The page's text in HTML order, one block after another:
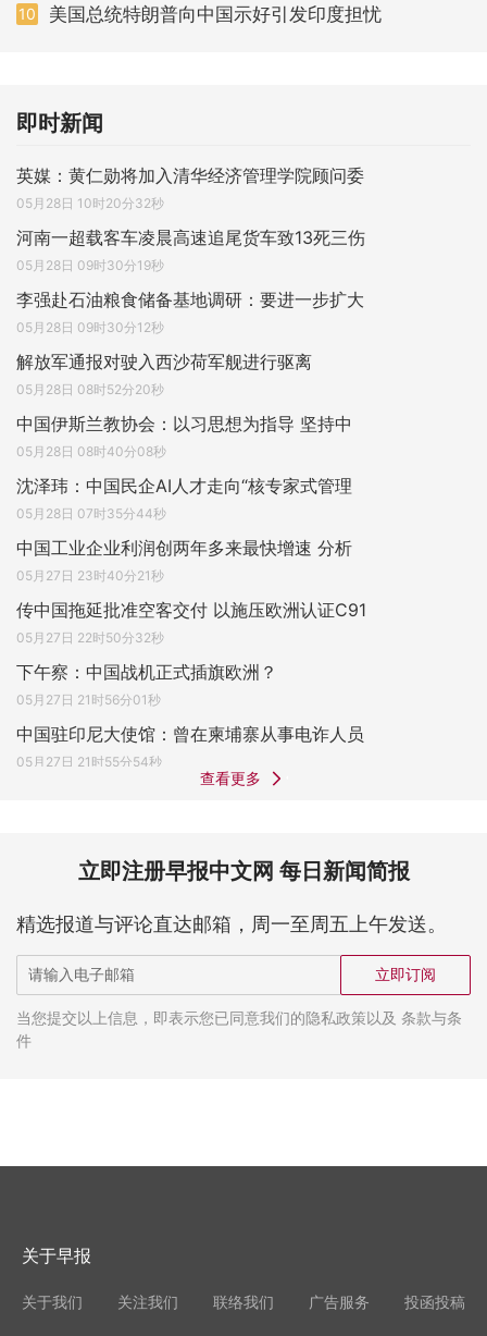
10 美国总统特朗普向中国示好引发印度担忧
即时新闻
英媒：黄仁勋将加入清华经济管理学院顾问委
05月28日 10时20分32秒
河南一超载客车凌晨高速追尾货车致13死三伤
05月28日 09时30分19秒
李强赴石油粮食储备基地调研：要进一步扩大
05月28日 09时30分12秒
解放军通报对驶入西沙荷军舰进行驱离
05月28日 08时52分20秒
中国伊斯兰教协会：以习思想为指导 坚持中
05月28日 08时40分08秒
沈泽玮：中国民企AI人才走向“核专家式管理
05月28日 07时35分44秒
中国工业企业利润创两年多来最快增速 分析
05月27日 23时40分21秒
传中国拖延批准空客交付 以施压欧洲认证C91
05月27日 22时50分32秒
下午察：中国战机正式插旗欧洲？
05月27日 21时56分01秒
中国驻印尼大使馆：曾在柬埔寨从事电诈人员
05月27日 21时55分54秒
查看更多
立即注册早报中文网 每日新闻简报
精选报道与评论直达邮箱，周一至周五上午发送。
立即订阅
当您提交以上信息，即表示您已同意我们的隐私政策以及 条款与条
件
关于早报
关于我们 关注我们 联络我们 广告服务 投函投稿